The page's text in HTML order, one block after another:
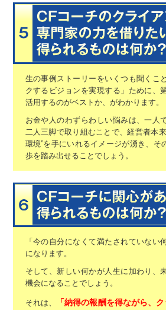
生の事例ストーリーをいくつも聞くこと
クするビジョンを実現する」ために、
活用するのがベストか、がわかります。
お金や人のわずらわしい悩みは、一人
二人三脚で取り組むことで、経営者本
環境”を手にいれるイメージが湧き、 そ
歩を踏み出せることでしょう。
「今の自分になくて満たされていない
になります。
そして、新しい何かが人生に加わり、
機会になることでしょう。
それは、 「納得の報酬を得ながら、